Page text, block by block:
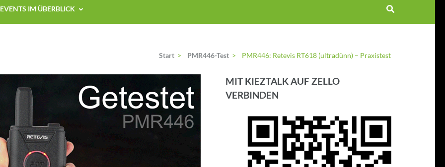
IM ÜBERBLICK
Start > PMR446-Test > PMR446: Retevis RT618 (ultradünn) – Praxistest
MIT KIEZTALK AUF ZELLO
VERBINDEN